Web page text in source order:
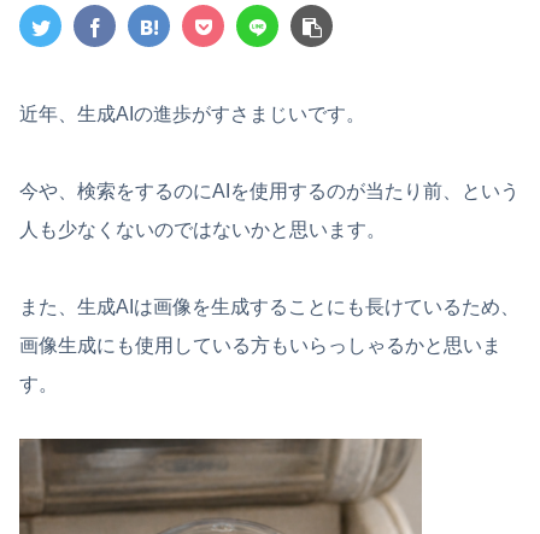
近年、生成AIの進歩がすさまじいです。
今や、検索をするのにAIを使用するのが当たり前、という
人も少なくないのではないかと思います。
また、生成AIは画像を生成することにも長けているため、
画像生成にも使用している方もいらっしゃるかと思いま
す。